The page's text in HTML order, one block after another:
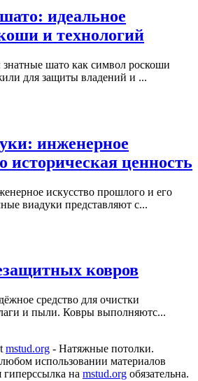
идеальное
и технологий
шато как символ роскоши
для защиты владений и ...
инженерное
историческая ценность
искусство прошлого и его
виадуки представляют с...
ковров
средство для очистки
и пыли. Ковры выполняютс...
mstud.org - Натяжные потолки.
использовании материалов
гиперссылка на mstud.org обязательна.